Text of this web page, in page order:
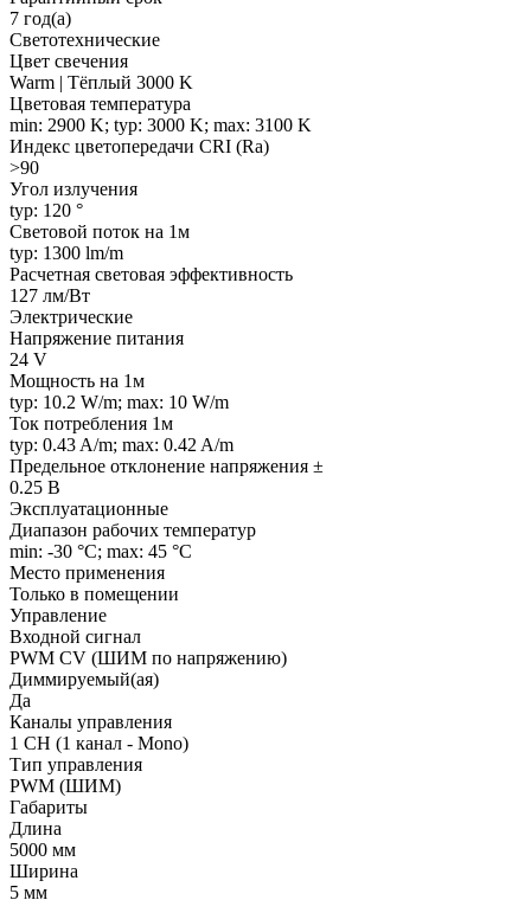
7 год(а)
Светотехнические
Цвет свечения
Warm | Тёплый 3000 K
Цветовая температура
min: 2900 K; typ: 3000 K; max: 3100 K
Индекс цветопередачи CRI (Ra)
>90
Угол излучения
typ: 120 °
Световой поток на 1м
typ: 1300 lm/m
Расчетная световая эффективность
127 лм/Вт
Электрические
Напряжение питания
24 V
Мощность на 1м
typ: 10.2 W/m; max: 10 W/m
Ток потребления 1м
typ: 0.43 A/m; max: 0.42 A/m
Предельное отклонение напряжения ±
0.25 В
Эксплуатационные
Диапазон рабочих температур
min: -30 °C; max: 45 °C
Место применения
Только в помещении
Управление
Входной сигнал
PWM СV (ШИМ по напряжению)
Диммируемый(ая)
Да
Каналы управления
1 CH (1 канал - Mono)
Тип управления
PWM (ШИМ)
Габариты
Длина
5000 мм
Ширина
5 мм